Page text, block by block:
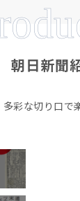
朝日新聞
彩な切り口で